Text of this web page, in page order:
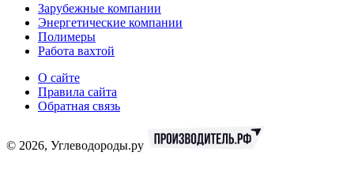
Зарубежные компании
Энергетические компании
Полимеры
Работа вахтой
О сайте
Правила сайта
Обратная связь
© 2026, Углеводороды.ру